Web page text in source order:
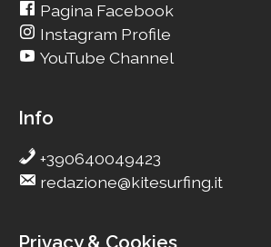
Pagina Facebook
Instagram Profile
YouTube Channel
Info
+390640049423
redazione@kitesurfing.it
Privacy & Cookies